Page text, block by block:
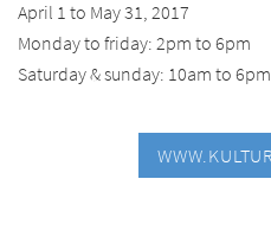
April 1 to May 31, 2017
Monday to friday: 2pm to 6pm
Saturday & sunday: 10am to 6pm